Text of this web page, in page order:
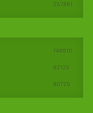
257661
149910
82125
80725